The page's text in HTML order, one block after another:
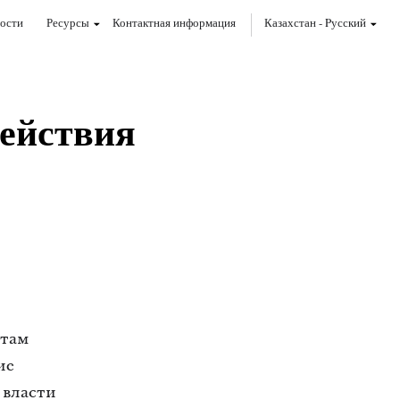
Ресурсы Контактная информация Казахстан-Pусский